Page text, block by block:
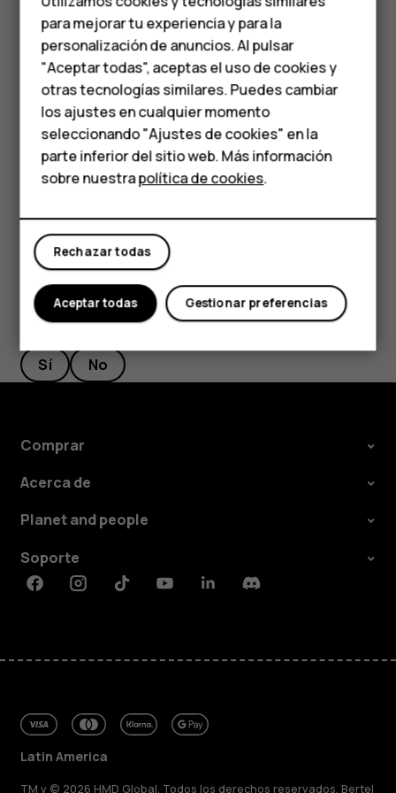
media
Teléfonos para
personas mayores
HMD Terra M
Comprar
Mi cuenta
teléfono.
El posicionamiento Wi-Fi mejora la precisión de la posición
cuando las señales de satélite no están disponibles,
especialmente cuando se encuentra en interiores o entre
edificios altos. Si se encuentra en un lugar donde el uso
de Wi-Fi está restringido, puede desactivar Wi-Fi en la
configuración del teléfono.
PresioneConfiguración>Seguridad y ubicación
¿Te ha parecido útil?
Sí No
Comprar
Acerca de
Planet and people
Soporte
FacebookInstagramTiktokYoutubeLinkedinDiscord
Latin America
TM y © 2026 HMD Global. Todos los derechos reservados. Bertel
para mejorar tu experiencia y para la
personalización de anuncios. Al pulsar
"Aceptar todas", aceptas el uso de cookies y
otras tecnologías similares. Puedes cambiar
los ajustes en cualquier momento
seleccionando "Ajustes de cookies" en la
parte inferior del sitio web. Más información
sobre nuestrapolítica de cookies.
Rechazar todas
Gestionar preferencias
Aceptar todas